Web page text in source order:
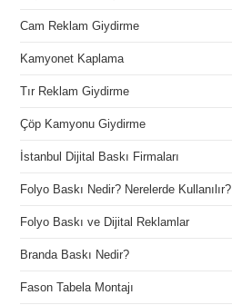
Cam Reklam Giydirme
Kamyonet Kaplama
Tır Reklam Giydirme
Çöp Kamyonu Giydirme
İstanbul Dijital Baskı Firmaları
Folyo Baskı Nedir? Nerelerde Kullanılır?
Folyo Baskı ve Dijital Reklamlar
Branda Baskı Nedir?
Fason Tabela Montajı